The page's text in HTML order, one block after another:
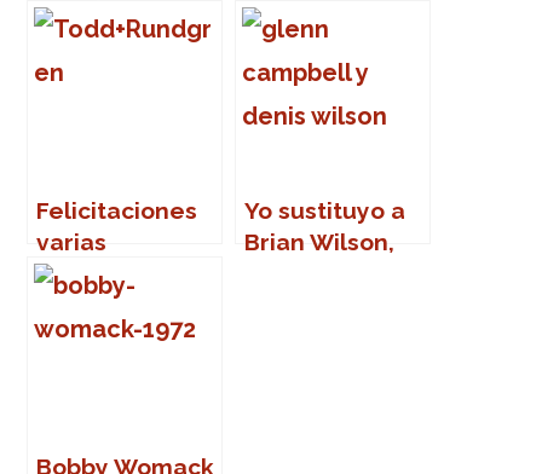
Felicitaciones
varias
Yo sustituyo a
Brian Wilson,
Bobby Womack